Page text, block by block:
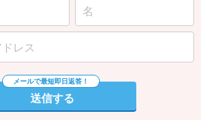
送信する